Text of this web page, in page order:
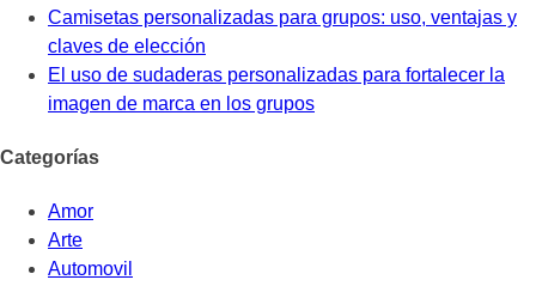
Camisetas personalizadas para grupos: uso, ventajas y
claves de elección
El uso de sudaderas personalizadas para fortalecer la
imagen de marca en los grupos
Categorías
Amor
Arte
Automovil